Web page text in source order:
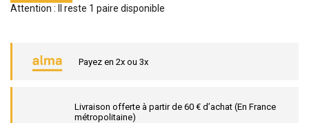
Attention : Il reste 1 paire disponible
Payez en 2x ou 3x
Livraison offerte à partir de 60 € d’achat (En France
métropolitaine)